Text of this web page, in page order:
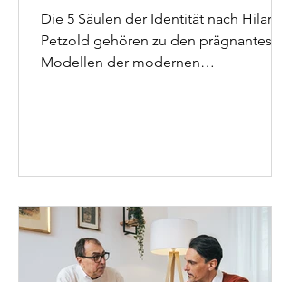
Die 5 Säulen der Identität nach Hilarion
Petzold gehören zu den prägnantesten
Modellen der modernen